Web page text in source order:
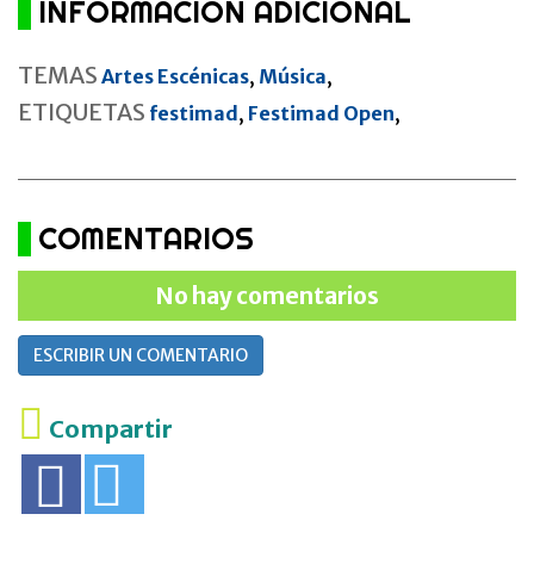
INFORMACIÓN ADICIONAL
TEMAS Artes Escénicas, Música,
ETIQUETAS festimad, Festimad Open,
COMENTARIOS
No hay comentarios
ESCRIBIR UN COMENTARIO
Compartir